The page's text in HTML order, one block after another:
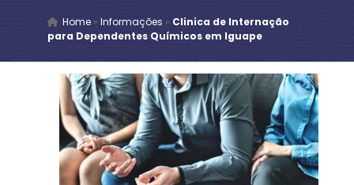
Home» Informações » Clinica de Internação
para Dependentes Químicos em Iguape